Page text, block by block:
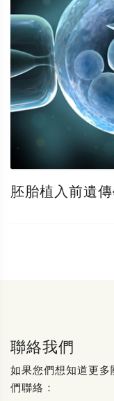
胚胎植入前遺
聯絡我們
如果您們想知道更
們聯絡：